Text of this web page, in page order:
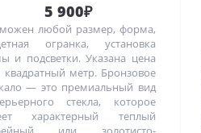
5 900₽
любой размер, форма,
огранка, установка
и подсветки. Указана цена
квадратный метр. Бронзовое
— это премиальный вид
стекла, которое
характерный теплый